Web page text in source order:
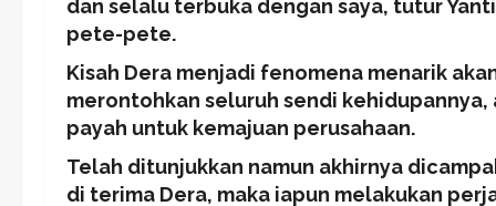
dan selalu terbuka dengan saya, tutur
pete-pete.
Kisah Dera menjadi fenomena menarik
merontohkan seluruh sendi
payah untuk kemajuan perusahaan.
Telah ditunjukkan namun akhirnya
di terima Dera, maka iapun melakukan